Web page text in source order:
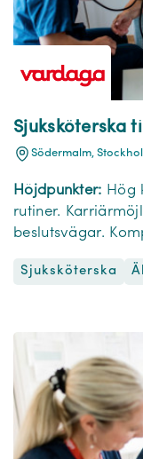
Sjuksköterska
Södermalm,
Höjdpunkter: Hög
rutiner.
beslutsvägar.
Sjuksköterska